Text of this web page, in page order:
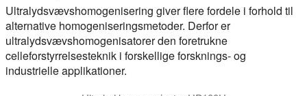
Ultralydsvævshomogenisering giver flere fordele i forhold til
alternative homogeniseringsmetoder. Derfor er
ultralydsvævshomogenisatorer den foretrukne
celleforstyrrelsesteknik i forskellige forsknings- og
industrielle applikationer.